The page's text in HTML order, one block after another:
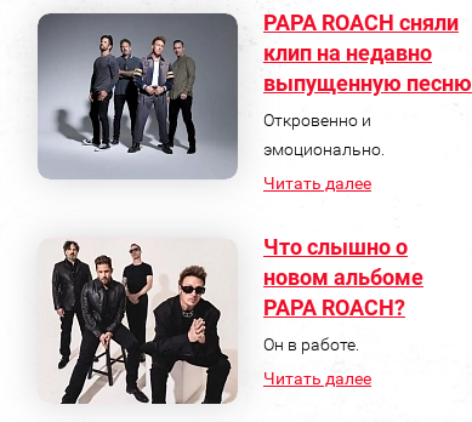
PAPA ROACH сняли
клип на недавно
выпущенную песню
Откровенно и
эмоционально.
Читать далее
Что слышно о
новом альбоме
PAPA ROACH?
Он в работе.
Читать далее